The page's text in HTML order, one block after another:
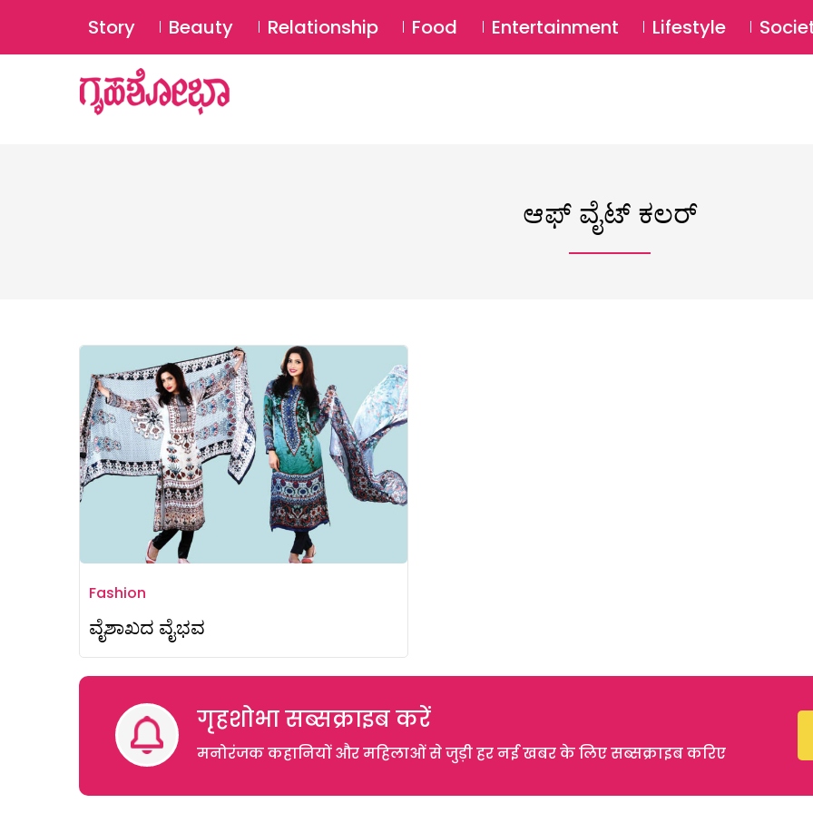
Story Beauty Relationship Food Entertainment Lifestyle
ಆಫ್ ವೈಟ್ ಕಲರ್
Fashion
ವೈಶಾಖದ ವೈಭವ
गृहशोभा सब्सक्राइब करें
मनोरंजक कहानियों और महिलाओं से जुड़ी हर नई खबर के लिए सब्सक्राइब करिए